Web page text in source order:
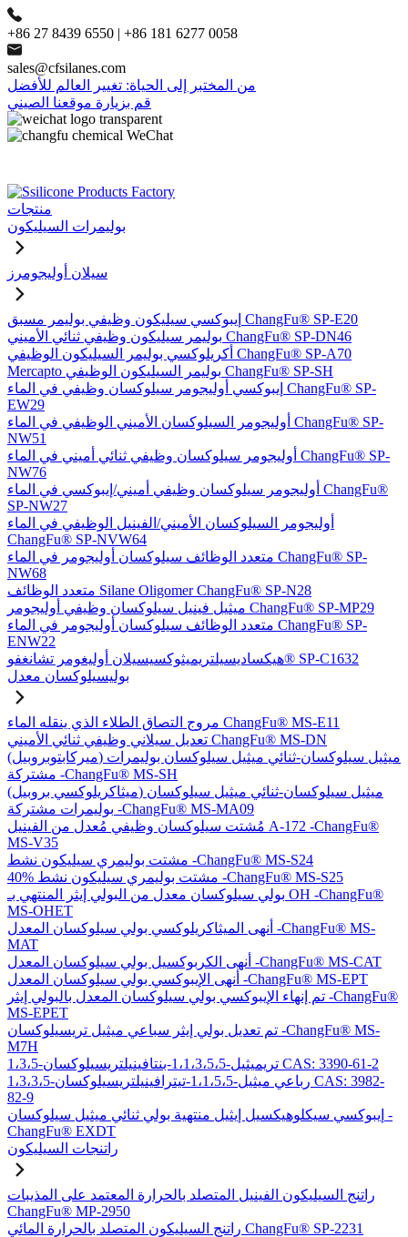
+86 27 8439 6550 | +86 181 6277 0058
sales@cfsilanes.com
من المختبر إلى الحياة: تغيير العالم للأفضل
قم بزيارة موقعنا الصيني
منتجات
بوليمرات السيليكون
سيلان أوليجومرز
إيبوكسي سيليكون وظيفي بوليمر مسبق ChangFu® SP-E20
بوليمر سيليكون وظيفي ثنائي الأميني ChangFu® SP-DN46
أكريلوكسي بوليمر السيليكون الوظيفي ChangFu® SP-A70
Mercapto بوليمر السيليكون الوظيفي ChangFu® SP-SH
إيبوكسي أوليجومر سيلوكسان وظيفي في الماء ChangFu® SP-
EW29
أوليجومر السيلوكسان الأميني الوظيفي في الماء ChangFu® SP-
NW51
أوليجومر سيلوكسان وظيفي ثنائي أميني في الماء ChangFu® SP-
NW76
أوليجومر سيلوكسان وظيفي أميني/إيبوكسي في الماء ChangFu®
SP-NW27
أوليجومر السيلوكسان الأميني/الفينيل الوظيفي في الماء
ChangFu® SP-NVW64
متعدد الوظائف سيلوكسان أوليجومر في الماء ChangFu® SP-
NW68
متعدد الوظائف Silane Oligomer ChangFu® SP-N28
ميثيل فينيل سيلوكسان وظيفي أوليجومر ChangFu® SP-MP29
متعدد الوظائف سيلوكسان أوليجومر في الماء ChangFu® SP-
ENW22
هيكساديسيلتريميثوكسيسيلان أوليغومر تشانغفو® SP-C1632
بوليسيلوكسان معدل
مروج التصاق الطلاء الذي ينقله الماء ChangFu® MS-E11
تعديل سيلاني وظيفي ثنائي الأميني ChangFu® MS-DN
(ميركابتوبروبيل) ميثيل سيلوكسان-ثنائي ميثيل سيلوكسان بوليمرات
مشتركة -ChangFu® MS-SH
(ميثاكريلوكسي بروبيل) ميثيل سيلوكسان-ثنائي ميثيل سيلوكسان
بوليمرات مشتركة -ChangFu® MS-MA09
مُشتت سيلوكسان وظيفي مُعدل من الفينيل A-172 -ChangFu®
MS-V35
مشتت بوليمري سيليكون نشط -ChangFu® MS-S24
40% مشتت بوليمري سيليكون نشط -ChangFu® MS-S25
بولي سيلوكسان معدل من البولي إيثر المنتهي بـ OH -ChangFu®
MS-OHET
أنهى الميثاكريلوكسي بولي سيلوكسان المعدل -ChangFu® MS-
MAT
أنهى الكربوكسيل بولي سيلوكسان المعدل -ChangFu® MS-CAT
أنهى الإيبوكسي بولي سيلوكسان المعدل -ChangFu® MS-EPT
تم إنهاء الإيبوكسي بولي سيلوكسان المعدل بالبولي إيثر -ChangFu®
MS-EPET
تم تعديل بولي إيثر سباعي ميثيل تريسيلوكسان -ChangFu® MS-
M7H
1،3،5-تريميثيل-1،1،3،5،5-بنتافينيلتريسيلوكسان CAS: 3390-61-2
1،3،3،5-رباعي ميثيل-1،1،5،5-تيترافينيلتريسيلوكسان CAS: 3982-
82-9
إيبوكسي سيكلوهيكسيل إيثيل منتهية بولي ثنائي ميثيل سيلوكسان -
ChangFu® EXDT
راتنجات السيليكون
راتنج السيليكون الفينيل المتصلد بالحرارة المعتمد على المذيبات
ChangFu® MP-2950
راتنج السيليكون المتصلد بالحرارة المائي ChangFu® SP-2231